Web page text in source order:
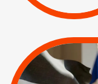
| Actus
MUNICIPALES
JE VOTE POUR